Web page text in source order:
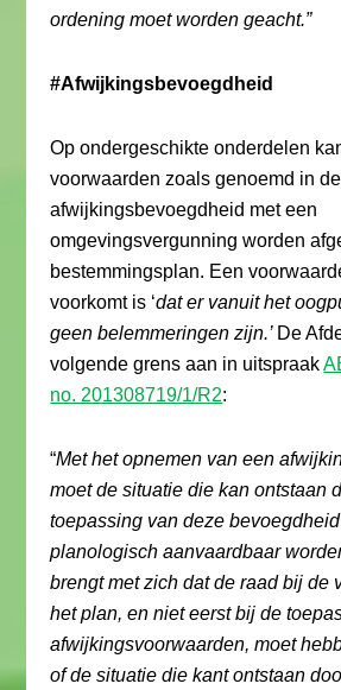
ordening moet worden geacht.”
#Afwijkingsbevoegdheid
Op ondergeschikte onderdelen
voorwaarden zoals genoemd in de
afwijkingsbevoegdheid met een
omgevingsvergunning worden
bestemmingsplan. Een
voorkomt is ‘dat er vanuit het
geen belemmeringen zijn.’ De
volgende grens aan in uitspraak
no. 201308719/1/R2:
“Met het opnemen van een
moet de situatie die kan ontstaan
toepassing van deze
planologisch aanvaardbaar
brengt met zich dat de raad bij de
het plan, en niet eerst bij de
afwijkingsvoorwaarden, moet
of de situatie die kant ontstaan